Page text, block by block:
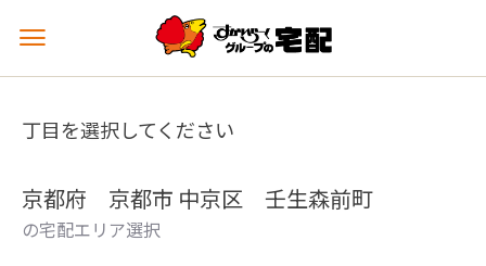
メ
ュ
を
丁目を選択してください
京都府 京都市 中京区 壬生森前町
の宅配エリア選択